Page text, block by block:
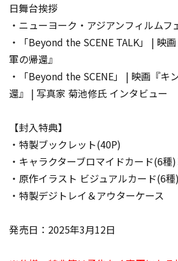
日舞台挨拶
・ニューヨーク・アジアンフィルムフ
・「Beyond the SCENE TALK」 | 映
軍の帰還』
・「Beyond the SCENE」 | 映画『キ
還』 | 写真家 菊池修氏 インタビュー
【封入特典】
・特製ブックレット(40P)
・キャラクターブロマイドカード(6
・原作イラスト ビジュアルカード(6種)
・特製デジトレイ＆アウターケース
発売日：2025年3月12日